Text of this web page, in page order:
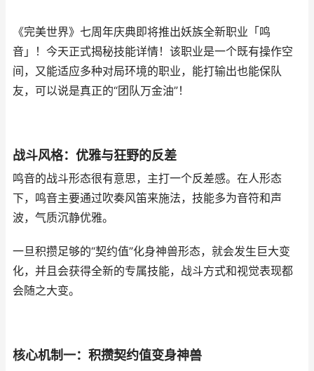
《完美世界》七周年庆典即将推出妖族全新职业「鸣
音」！今天正式揭秘技能详情！该职业是一个既有操作空
间，又能适应多种对局环境的职业，能打输出也能保队
友，可以说是真正的“团队万金油”！
战斗风格：优雅与狂野的反差
鸣音的战斗形态很有意思，主打一个反差感。在人形态
下，鸣音主要通过吹奏风笛来施法，技能多为音符和声
波，气质沉静优雅。
一旦积攒足够的“契约值”化身神兽形态，就会发生巨大变
化，并且会获得全新的专属技能，战斗方式和视觉表现都
会随之大变。
核心机制一：积攒契约值变身神兽